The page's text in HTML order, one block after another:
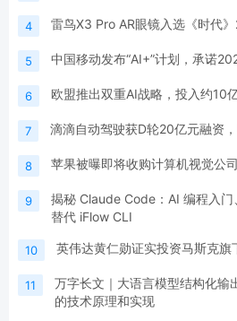
4 雷鸟X3 Pro AR眼镜入选《时代
5 中国移动发布“AI+”计划，承诺
6 欧盟推出双重AI战略，投入约10
7 滴滴自动驾驶获D轮20亿元融资
8 苹果被曝即将收购计算机视觉公
9
揭秘 Claude Code：AI 编程入
替代 iFlow CLI
10 英伟达黄仁勋证实投资马斯克旗
11
万字长文｜大语言模型结构化输
的技术原理和实现